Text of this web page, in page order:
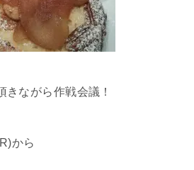
きながら作戦会議！
から